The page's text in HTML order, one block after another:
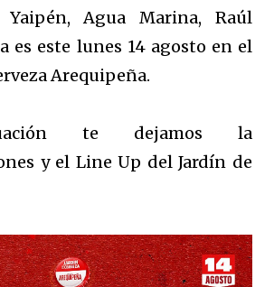
Yaipén, Agua Marina, Raúl
es este lunes 14 agosto en el
Arequipeña.
te dejamos la
y el Line Up del Jardín de